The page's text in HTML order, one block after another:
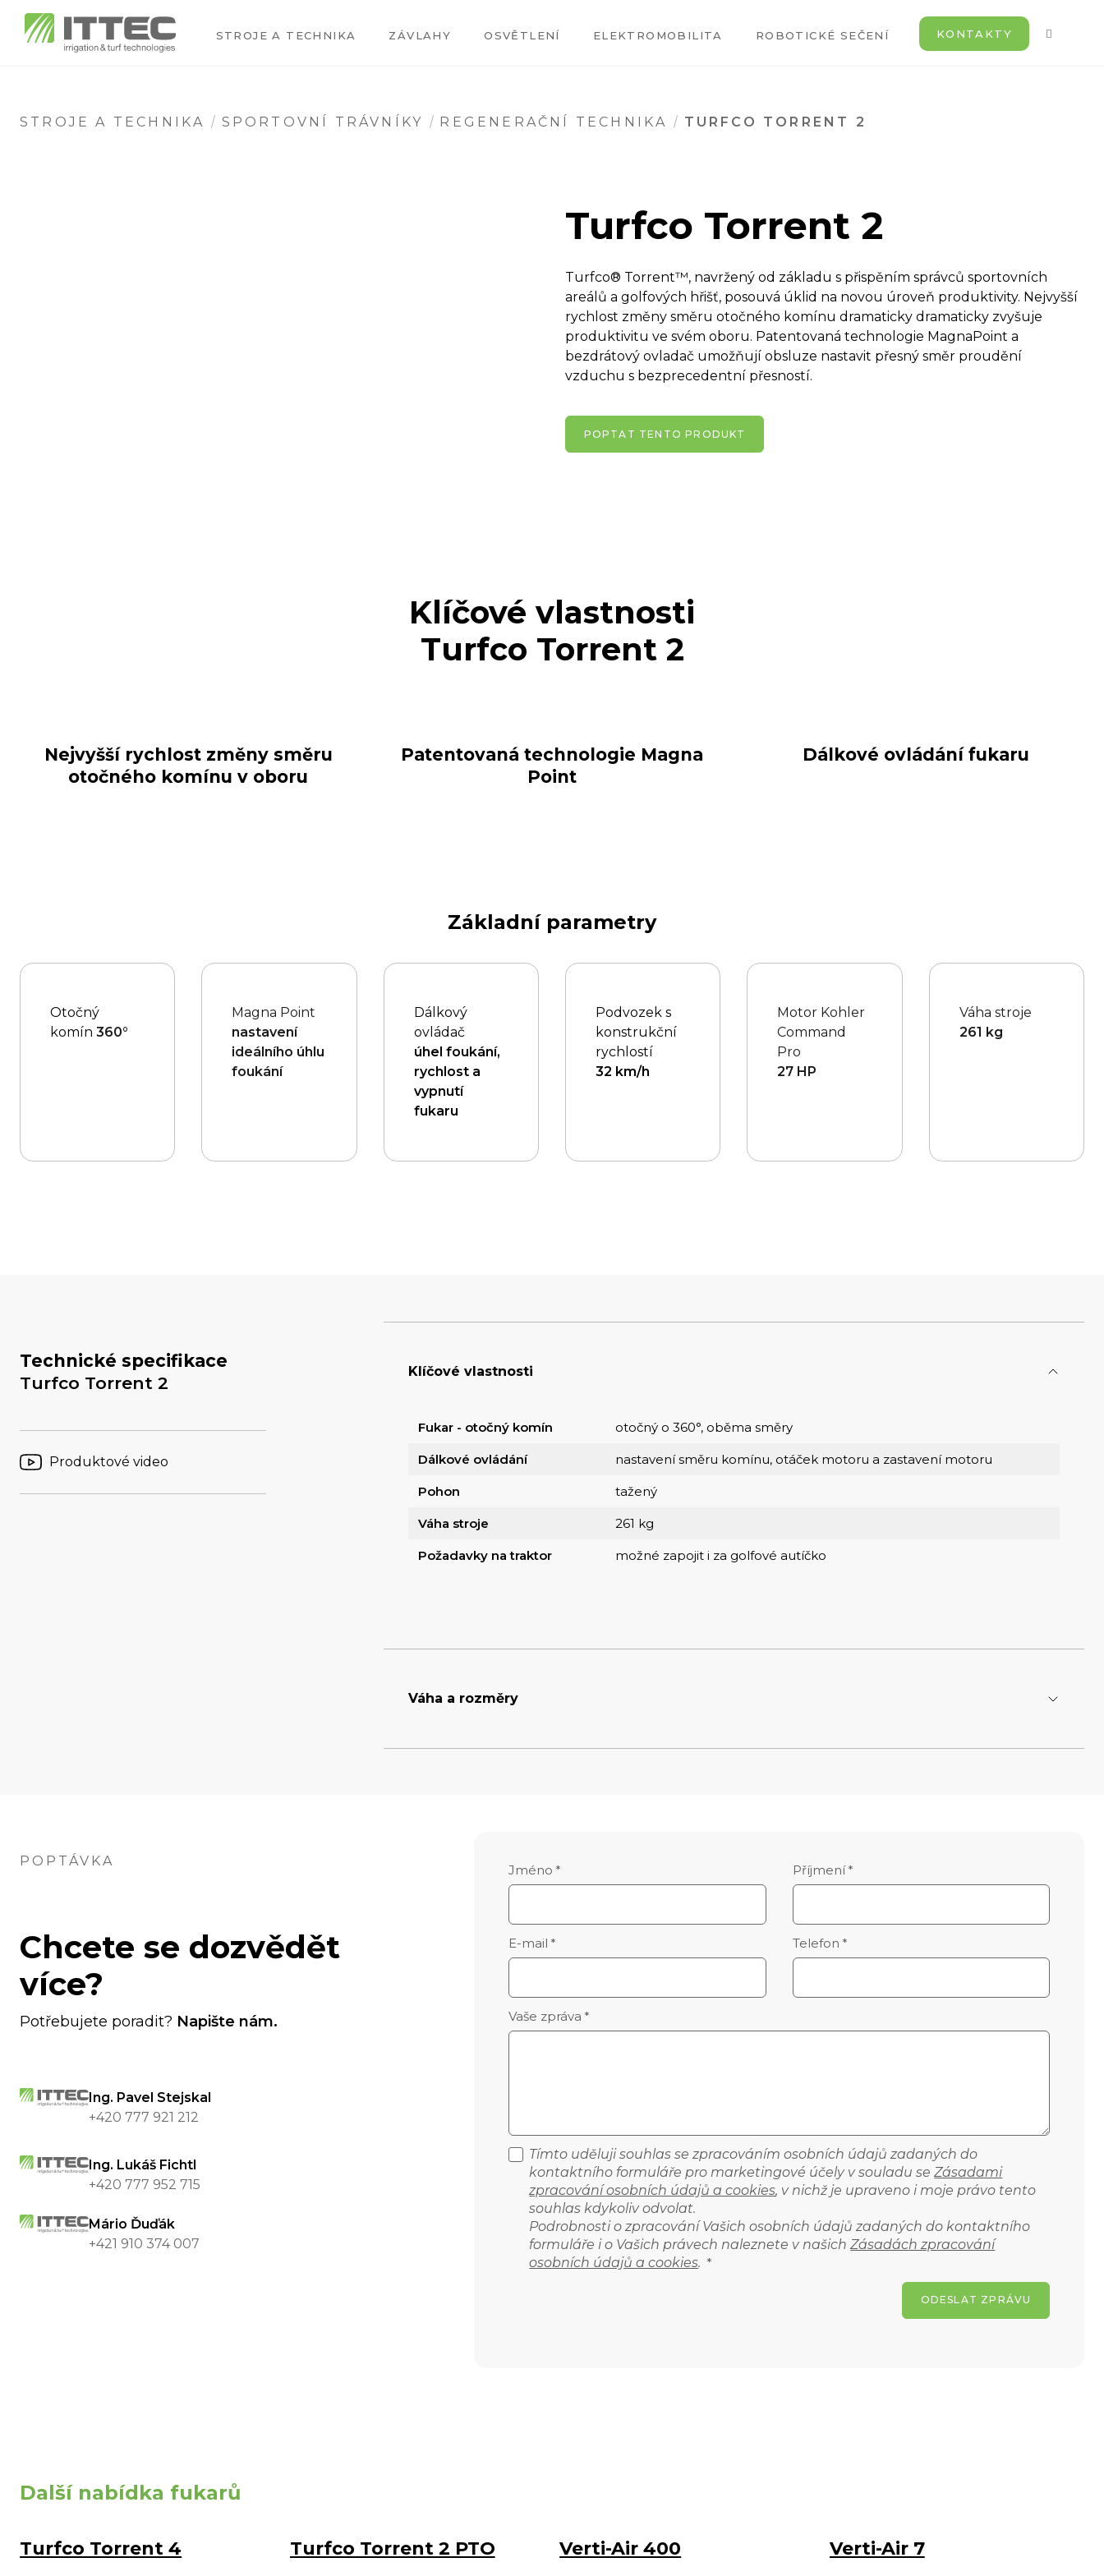
STROJE A TECHNIKA ZÁVLAHY OSVĚTLENÍ ELEKTROMOBILITA ROBOTICKÉ SEČENÍ KONTAKTY
STROJE A TECHNIKA SPORTOVNÍ TRÁVNÍKY REGENERAČNÍ TECHNIKA TURFCO TORRENT 2
Turfco Torrent 2
Turfco® Torrent™, navržený od základu s přispěním správců sportovních
areálů a golfových hřišť, posouvá úklid na novou úroveň produktivity. Nejvyšší
rychlost změny směru otočného komínu dramaticky dramaticky zvyšuje
produktivitu ve svém oboru. Patentovaná technologie MagnaPoint a
bezdrátový ovladač umožňují obsluze nastavit přesný směr proudění
vzduchu s bezprecedentní přesností.
POPTAT TENTO PRODUKT
Klíčové vlastnosti
Turfco Torrent 2
Nejvyšší rychlost změny směru
otočného komínu v oboru
Patentovaná technologie Magna
Point
Dálkové ovládání fukaru
Základní parametry
Otočný
komín 360°
Magna Point
nastavení
ideálního úhlu
foukání
Dálkový
ovládač
úhel foukání,
rychlost a
vypnutí
fukaru
Podvozek s
konstrukční
rychlostí
32 km/h
Motor Kohler
Command
Pro
27 HP
Váha stroje
261 kg
Technické specifikace
Turfco Torrent 2
Produktové video
Klíčové vlastnosti
Fukar - otočný komín otočný o 360°, oběma směry
Dálkové ovládání nastavení směru komínu, otáček motoru a zastavení motoru
Pohon tažený
Váha stroje 261 kg
Požadavky na traktor možné zapojit i za golfové autíčko
Váha a rozměry
POPTÁVKA
Chcete se dozvědět
více?
Potřebujete poradit? Napište nám.
Ing. Pavel Stejskal
+420 777 921 212
Ing. Lukáš Fichtl
+420 777 952 715
Mário Ďuďák
+421 910 374 007
Jméno * Příjmení *
E-mail * Telefon *
Vaše zpráva *
Tímto uděluji souhlas se zpracováním osobních údajů zadaných do
kontaktního formuláře pro marketingové účely v souladu seZásadami
zpracování osobních údajů a cookies, v nichž je upraveno i moje právo tento
souhlas kdykoliv odvolat.
Podrobnosti o zpracování Vašich osobních údajů zadaných do kontaktního
formuláře i o Vašich právech naleznete v našichZásadách zpracování
osobních údajů a cookies. *
ODESLAT ZPRÁVU
Další nabídka fukarů
Turfco Torrent 4 Turfco Torrent 2 PTO Verti-Air 400 Verti-Air 7